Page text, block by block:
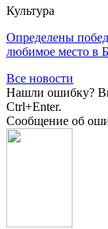
Культура
Определены
любимое место в
Все новости
Нашли ошибку?
Ctrl+Enter.
Сообщение об